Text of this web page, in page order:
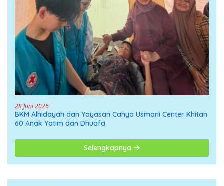
28 Juni 2026
BKM Alhidayah dan Yayasan Cahya Usmani Center Khitan
60 Anak Yatim dan Dhuafa
Selengkapnya